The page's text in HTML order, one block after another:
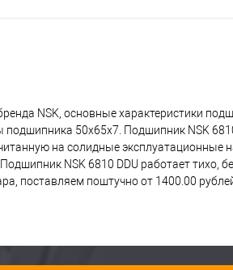
NSK, основные характеристики
50x65x7. Подшипник NSK
на солидные эксплуатационные
NSK 6810 DDU работает тихо,
поставляем поштучно от 1400.00